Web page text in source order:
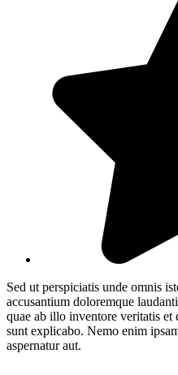
Sed ut perspiciatis unde omnis
accusantium doloremque
quae ab illo inventore veritatis et
sunt explicabo. Nemo enim
aspernatur aut.